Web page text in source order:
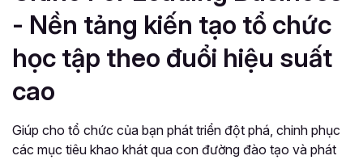
- Nền tảng kiến tạo tổ chức
học tập theo đuổi hiệu suất
cao
Giúp cho tổ chức của bạn phát triển đột phá, chinh phục
các mục tiêu khao khát qua con đường đào tạo và phát